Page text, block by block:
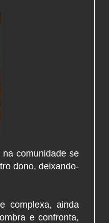
comunidade se
dono, deixando-
complexa, ainda
e confronta,